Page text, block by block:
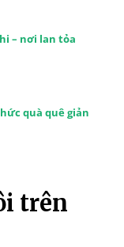
– nơi lan tỏa
quà quê giản
trên